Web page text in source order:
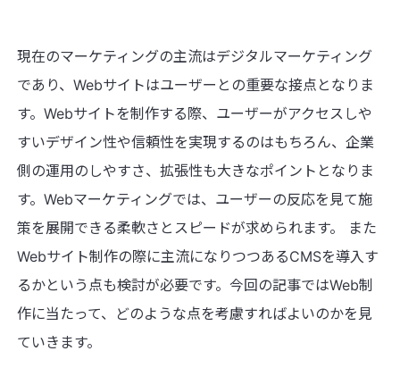
現在のマーケティングの主流はデジタルマーケティング
であり、Webサイトはユーザーとの重要な接点となりま
す。Webサイトを制作する際、ユーザーがアクセスしや
すいデザイン性や信頼性を実現するのはもちろん、企業
側の運用のしやすさ、拡張性も大きなポイントとなりま
す。Webマーケティングでは、ユーザーの反応を見て施
策を展開できる柔軟さとスピードが求められます。 また
Webサイト制作の際に主流になりつつあるCMSを導入す
るかという点も検討が必要です。今回の記事ではWeb制
作に当たって、どのような点を考慮すればよいのかを見
ていきます。